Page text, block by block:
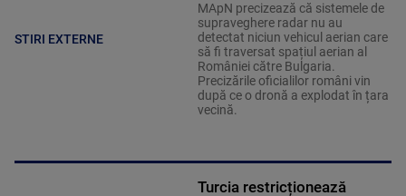
STIRI EXTERNE
MApN precizează că sistemele de
supraveghere radar nu au
detectat niciun vehicul aerian care
să fi traversat spațiul aerian al
României către Bulgaria.
Precizările oficialilor români vin
după ce o dronă a explodat în țara
vecină.
Turcia restricționează